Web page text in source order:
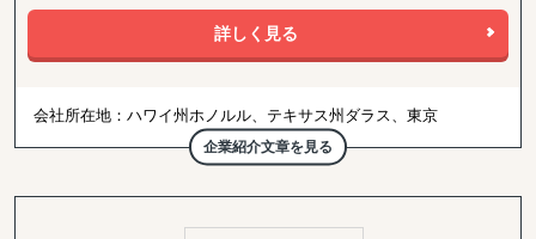
詳しく見る
企業紹介文章を見る
会社所在地：ハワイ州ホノルル、テキサス州ダラス、東京
提携先：カリフォルニア州ロサンゼルス
・マーケティング